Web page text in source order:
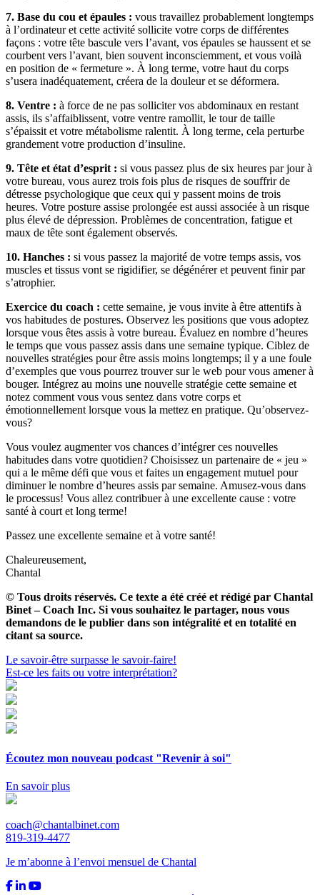
7. Base du cou et épaules : vous travaillez probablement longtemps
à l’ordinateur et cette activité sollicite votre corps de différentes
façons : votre tête bascule vers l’avant, vos épaules se haussent et se
courbent vers l’avant, bien souvent inconsciemment, et vous voilà
en position de « fermeture ». À long terme, votre haut du corps
s’usera inadéquatement, créera de la douleur et se déformera.
8. Ventre : à force de ne pas solliciter vos abdominaux en restant
assis, ils s’affaiblissent, votre ventre ramollit, le tour de taille
s’épaissit et votre métabolisme ralentit. À long terme, cela perturbe
grandement votre production d’insuline.
9. Tête et état d’esprit : si vous passez plus de six heures par jour à
votre bureau, vous aurez trois fois plus de risques de souffrir de
détresse psychologique que ceux qui y passent moins de trois
heures. Votre posture assise prolongée est aussi associée à un risque
plus élevé de dépression. Problèmes de concentration, fatigue et
maux de tête sont également observés.
10. Hanches : si vous passez la majorité de votre temps assis, vos
muscles et tissus vont se rigidifier, se dégénérer et peuvent finir par
s’atrophier.
Exercice du coach : cette semaine, je vous invite à être attentifs à
vos habitudes de postures. Observez les positions que vous adoptez
lorsque vous êtes assis à votre bureau. Évaluez en nombre d’heures
le temps que vous passez assis dans une semaine typique. Ciblez de
nouvelles stratégies pour être assis moins longtemps; il y a une foule
d’exemples que vous pourrez trouver sur le web pour vous amener à
bouger. Intégrez au moins une nouvelle stratégie cette semaine et
notez comment vous vous sentez dans votre corps et
émotionnellement lorsque vous la mettez en pratique. Qu’observez-
vous?
Vous voulez augmenter vos chances d’intégrer ces nouvelles
habitudes dans votre quotidien? Choisissez un partenaire de « jeu »
qui a le même défi que vous et faites un engagement mutuel pour
diminuer le nombre d’heures assis par semaine. Amusez-vous dans
le processus! Vous allez contribuer à une excellente cause : votre
santé à court et long terme!
Passez une excellente semaine et à votre santé!
Chaleureusement,
Chantal
© Tous droits réservés. Ce texte a été créé et rédigé par Chantal
Binet – Coach Inc. Si vous souhaitez le partager, nous vous
demandons de le publier dans son intégralité et en totalité en
citant sa source.
Navigation
de
l'article
Le savoir-être surpasse le savoir-faire!
Est-ce les faits ou votre interprétation?
Écoutez mon nouveau podcast "Revenir à soi"
En savoir plus
coach@chantalbinet.com
819-319-4477
Je m’abonne à l’envoi mensuel de Chantal